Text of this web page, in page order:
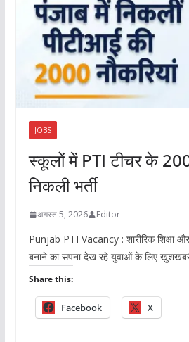
JOBS
स्कूलों में PTI टीचर के
निकली भर्ती
अगस्त 5, 2026 Editor
Punjab PTI Vacancy : शारीरिक शिक्षा
बनाने का सपना देख रहे युवाओं के लिए
Share this:
Facebook X